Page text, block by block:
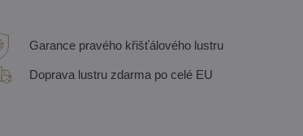
Garance pravého křišťálového lustru
Doprava lustru zdarma po celé EU